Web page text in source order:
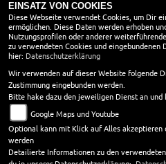
AGB
Impressum
Datenschutz
Disclaimer
Barrierefreiheit
Batteriegesetz
Altölverordnung
EINSATZ VON COOKIES
Diese Webseite verwendet Cookies, um Dir
ermöglichen. Diese Daten werden erhoben
Nutzungsprofilen oder anderer
zu verwendeten Cookies und eingebundenen
hier: Datenschutzerklärung
Wir verwenden auf dieser Website folgende
Zustimmung eingebunden werden.
Bitte hake dazu den jeweiligen Dienst an und
Google Maps und Youtube
Optional kann mit Klick auf Alles
werden
Detailierte Informationen zu den